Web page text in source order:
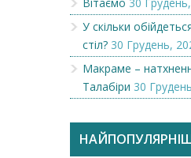
У скільки
стіл? 30 Грудень,
Макраме –
Талабіри 30